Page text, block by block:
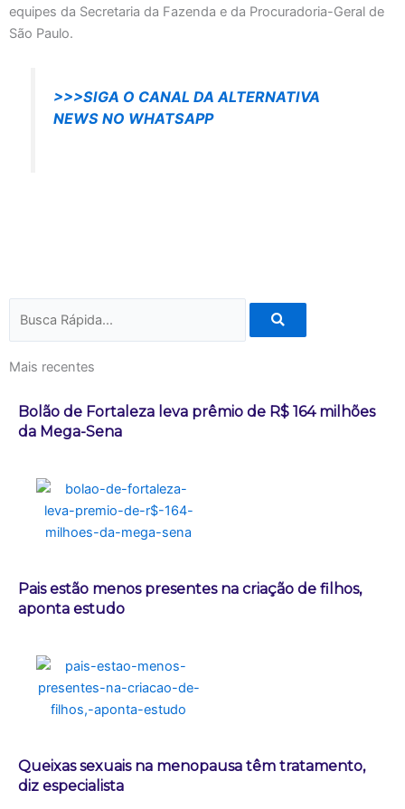
equipes da Secretaria da Fazenda e da Procuradoria-Geral de
São Paulo.
>>>SIGA O CANAL DA ALTERNATIVA
NEWS NO WHATSAPP
Mais recentes
Bolão de Fortaleza leva prêmio de R$ 164 milhões
da Mega-Sena
Pais estão menos presentes na criação de filhos,
aponta estudo
Queixas sexuais na menopausa têm tratamento,
diz especialista